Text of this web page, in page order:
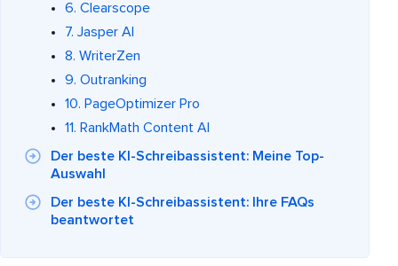
6. Clearscope
7. Jasper AI
8. WriterZen
9. Outranking
10. PageOptimizer Pro
11. RankMath Content AI
Der beste KI-Schreibassistent: Meine Top-
Auswahl
Der beste KI-Schreibassistent: Ihre FAQs
beantwortet